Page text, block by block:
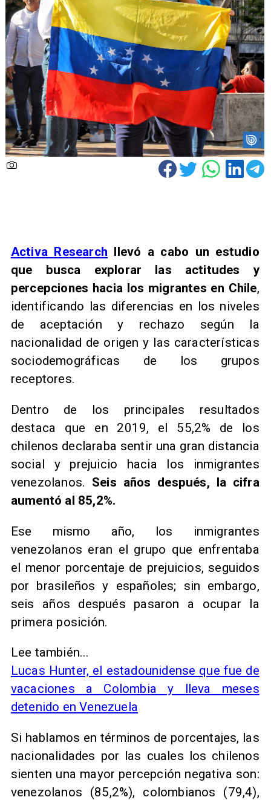
Activa Research llevó a cabo un estudio
que busca explorar las actitudes y
percepciones hacia los migrantes en Chile,
identificando las diferencias en los niveles
de aceptación y rechazo según la
nacionalidad de origen y las características
sociodemográficas de los grupos
receptores.
Dentro de los principales resultados
destaca que en 2019, el 55,2% de los
chilenos declaraba sentir una gran distancia
social y prejuicio hacia los inmigrantes
venezolanos. Seis años después, la cifra
aumentó al 85,2%.
Ese mismo año, los inmigrantes
venezolanos eran el grupo que enfrentaba
el menor porcentaje de prejuicios, seguidos
por brasileños y españoles; sin embargo,
seis años después pasaron a ocupar la
primera posición.
Lee también...
Lucas Hunter, el estadounidense que fue de
vacaciones a Colombia y lleva meses
detenido en Venezuela
Si hablamos en términos de porcentajes, las
nacionalidades por las cuales los chilenos
sienten una mayor percepción negativa son:
venezolanos (85,2%), colombianos (79,4),